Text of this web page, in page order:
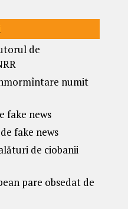
de
numit
fake news
fake news
de ciobanii
pare obsedat de